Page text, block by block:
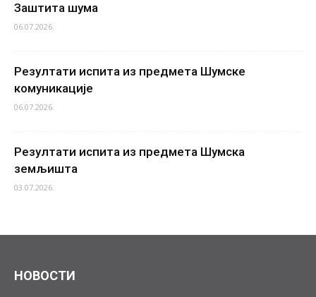
Заштита шума
06.07.2026.
Резултати испита из предмета Шумске
комуникације
06.07.2026.
Резултати испита из предмета Шумска
земљишта
03.07.2026.
НОВОСТИ